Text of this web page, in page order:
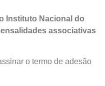
Instituto Nacional do
associativas
o termo de adesão